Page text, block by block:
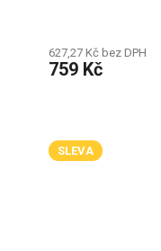
627,27 Kč bez DPH
759 Kč
SLEVA